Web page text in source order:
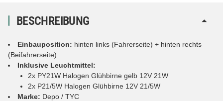
BESCHREIBUNG
Einbauposition: hinten links (Fahrerseite) + hinten rechts
(Beifahrerseite)
Inklusive Leuchtmittel:
2x PY21W Halogen Glühbirne gelb 12V 21W
2x P21/5W Halogen Glühbirne 12V 21/5W
Marke: Depo / TYC